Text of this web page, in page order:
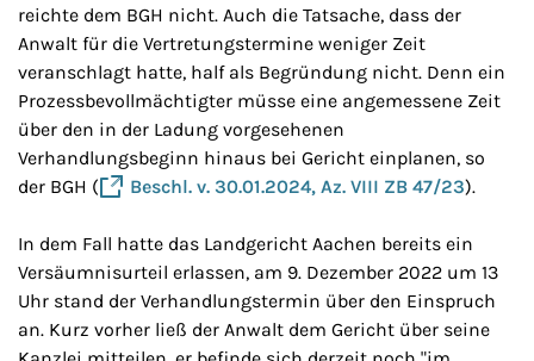
reichte dem BGH nicht. Auch die Tatsache, dass der
Anwalt für die Vertretungstermine weniger Zeit
veranschlagt hatte, half als Begründung nicht. Denn ein
Prozessbevollmächtigter müsse eine angemessene Zeit
über den in der Ladung vorgesehenen
Verhandlungsbeginn hinaus bei Gericht einplanen, so
der BGH (
Beschl. v. 30.01.2024, Az. VIII ZB 47/23).
In dem Fall hatte das Landgericht Aachen bereits ein
Versäumnisurteil erlassen, am 9. Dezember 2022 um 13
Uhr stand der Verhandlungstermin über den Einspruch
an. Kurz vorher ließ der Anwalt dem Gericht über seine